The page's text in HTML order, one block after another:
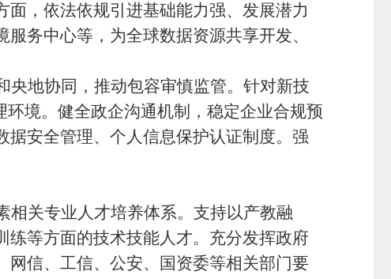
，依法依规引进基础能力强、发展潜力
务中心等，为全球数据资源共享开发、
央地协同，推动包容审慎监管。针对新技
境。健全政企沟通机制，稳定企业合规预
安全管理、个人信息保护认证制度。强
相关专业人才培养体系。支持以产教融
等方面的技术技能人才。充分发挥政府
信、工信、公安、国资委等相关部门要